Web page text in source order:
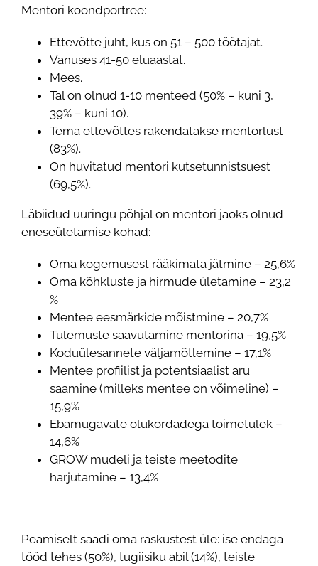
Mentori koondportree:
Ettevõtte juht, kus on 51 – 500 töötajat.
Vanuses 41-50 eluaastat.
Mees.
Tal on olnud 1-10 menteed (50% – kuni 3,
39% – kuni 10).
Tema ettevõttes rakendatakse mentorlust
(83%).
On huvitatud mentori kutsetunnistsuest
(69,5%).
Läbiidud uuringu põhjal on mentori jaoks olnud
eneseületamise kohad:
Oma kogemusest rääkimata jätmine – 25,6%
Oma kõhkluste ja hirmude ületamine – 23,2
%
Mentee eesmärkide mõistmine – 20,7%
Tulemuste saavutamine mentorina – 19,5%
Koduülesannete väljamõtlemine – 17,1%
Mentee profiilist ja potentsiaalist aru
saamine (milleks mentee on võimeline) –
15,9%
Ebamugavate olukordadega toimetulek –
14,6%
GROW mudeli ja teiste meetodite
harjutamine – 13,4%
Peamiselt saadi oma raskustest üle: ise endaga
tööd tehes (50%), tugiisiku abil (14%), teiste